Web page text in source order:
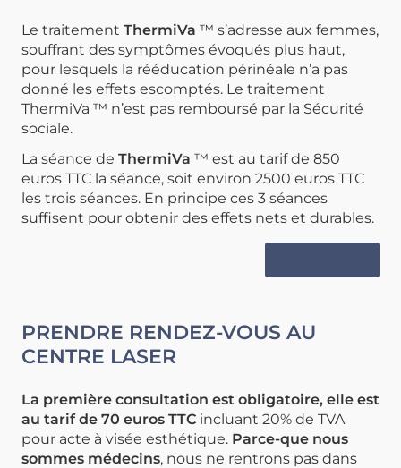
Le traitement ThermiVa ™ s’adresse aux femmes,
souffrant des symptômes évoqués plus haut,
pour lesquels la rééducation périnéale n’a pas
donné les effets escomptés. Le traitement
ThermiVa ™ n’est pas remboursé par la Sécurité
sociale.
La séance de ThermiVa ™ est au tarif de 850
euros TTC la séance, soit environ 2500 euros TTC
les trois séances. En principe ces 3 séances
suffisent pour obtenir des effets nets et durables.
PRENDRE RENDEZ-VOUS AU
CENTRE LASER
La première consultation est obligatoire, elle est
au tarif de 70 euros TTC incluant 20% de TVA
pour acte à visée esthétique. Parce-que nous
sommes médecins, nous ne rentrons pas dans